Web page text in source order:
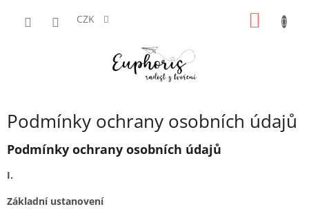
CZK
Podmínky ochrany osobních údajů
Podmínky ochrany osobních údajů
I.
Základní ustanovení